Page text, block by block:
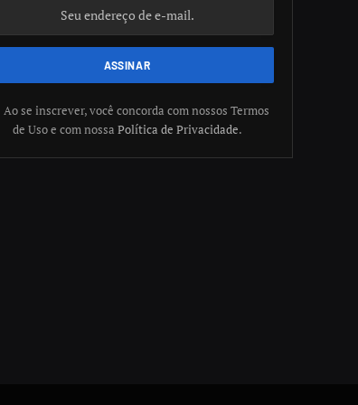
Ao se inscrever, você concorda com nossos Termos
de Uso e com nossa Política de Privacidade.